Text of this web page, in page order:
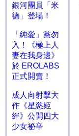
銀河團員「米
德」登場！
「純愛」黨勿
入！《極上人
妻在我身邊》
於 EROLABS
正式開賣！
成人向射擊大
作《星慾姬
絆》公開四大
少女祕辛